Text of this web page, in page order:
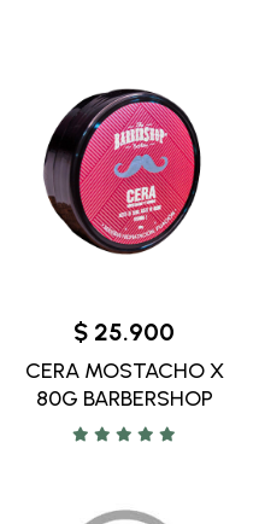
$ 25.900
CERA MOSTACHO X
80G BARBERSHOP